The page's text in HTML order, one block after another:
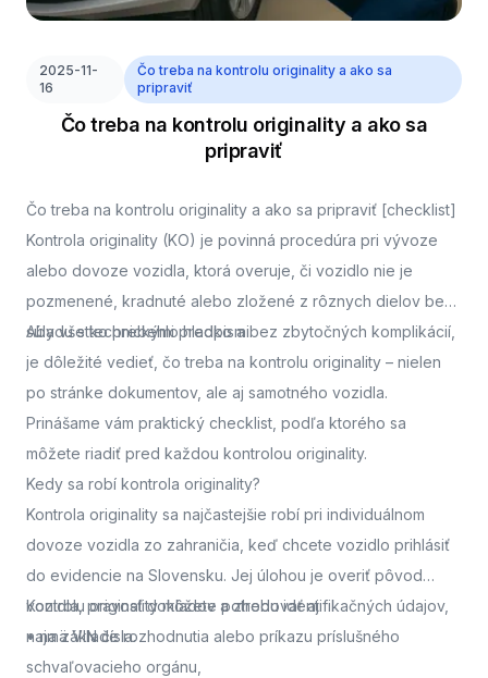
2025-11-
16
Čo treba na kontrolu originality a ako sa
pripraviť
Čo treba na kontrolu originality a ako sa
pripraviť
Čo treba na kontrolu originality a ako sa pripraviť [checklist]
Kontrola originality (KO) je povinná procedúra pri vývoze
alebo dovoze vozidla, ktorá overuje, či vozidlo nie je
pozmenené, kradnuté alebo zložené z rôznych dielov bez
súladu s technickými predpismi.
Aby všetko prebehlo hladko a bez zbytočných komplikácií,
je dôležité vedieť, čo treba na kontrolu originality – nielen
po stránke dokumentov, ale aj samotného vozidla.
Prinášame vám praktický checklist, podľa ktorého sa
môžete riadiť pred každou kontrolou originality.
Kedy sa robí kontrola originality?
Kontrola originality sa najčastejšie robí pri individuálnom
dovoze vozidla zo zahraničia, keď chcete vozidlo prihlásiť
do evidencie na Slovensku. Jej úlohou je overiť pôvod
vozidla, pravosť dokladov a zhodu identifikačných údajov,
najmä VIN čísla.
Kontrolu originality môžete potrebovať aj:
• na základe rozhodnutia alebo príkazu príslušného
schvaľovacieho orgánu,